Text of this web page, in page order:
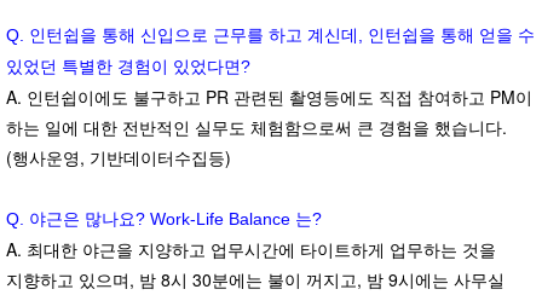
Q. 인턴쉽을 통해 신입으로 근무를 하고 계신데, 인턴쉽을 통해 얻을 수
있었던 특별한 경험이 있었다면?
A. 인턴쉽이에도 불구하고 PR 관련된 촬영등에도 직접 참여하고 PM이
하는 일에 대한 전반적인 실무도 체험함으로써 큰 경험을 했습니다.
(행사운영, 기반데이터수집등)
Q. 야근은 많나요? Work-Life Balance 는?
A. 최대한 야근을 지양하고 업무시간에 타이트하게 업무하는 것을
지향하고 있으며, 밤 8시 30분에는 불이 꺼지고, 밤 9시에는 사무실